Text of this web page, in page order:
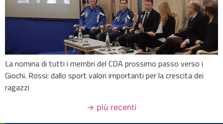
La nomina di tutti i membri del CDA prossimo passo verso i
Giochi. Rossi: dallo sport valori importanti per la crescita dei
ragazzi
→ più recenti